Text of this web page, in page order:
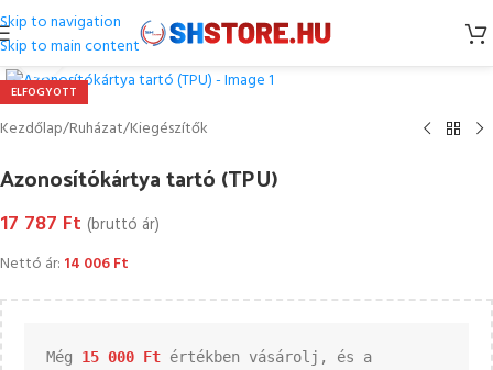
Skip to navigation
Skip to main content
ELFOGYOTT
Kattintson a nagyításhoz
Kezdőlap/Ruházat/Kiegészítők
Azonosítókártya tartó (TPU)
17 787 Ft (bruttó ár)
Nettó ár: 14 006Ft
Még 15 000 Ft értékben vásárolj, és a